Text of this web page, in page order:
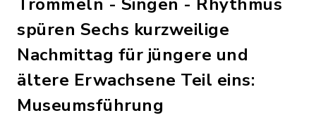
spüren Sechs kurzweilige
Nachmittag für jüngere und
ältere Erwachsene Teil eins:
Museumsführung